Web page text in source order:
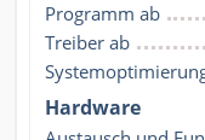
Programm ab
Treiber ab
Hardware